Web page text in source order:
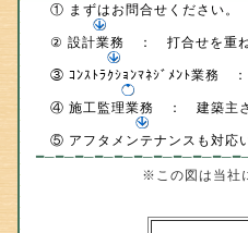
① まずはお問合せください。
② 設計業務 ： 打合せを重ね要
③ ｺﾝｽﾄﾗｸｼｮﾝﾏﾈｼﾞﾒﾝﾄ業務 ：
④ 施工監理業務 ： 建築主さま
⑤ アフタメンテナンスも対応い
※この図は当社